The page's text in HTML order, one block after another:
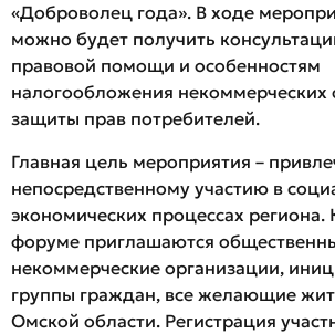
«Доброволец года». В ходе
можно будет получить
правовой помощи и особенностям
налогообложения некоммерческих
защиты прав потребителей.
Главная цель мероприятия –
непосредственному участию в
экономических процессах региона.
форуме приглашаются
некоммерческие организации,
группы граждан, все желающие
Омской области. Регистрация